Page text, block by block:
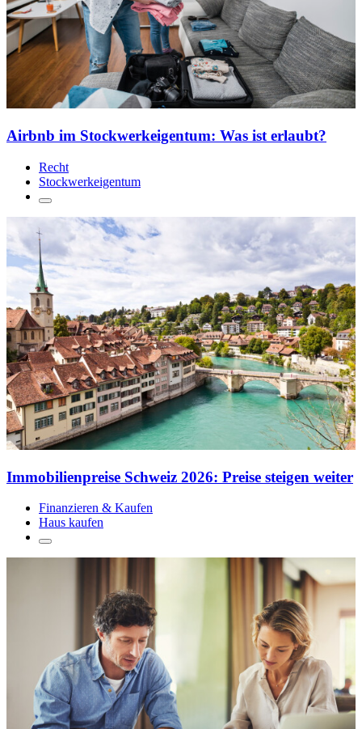
Airbnb im Stockwerkeigentum: Was ist erlaubt?
Recht
Stockwerk­eigentum
Immobilienpreise Schweiz 2026: Preise steigen weiter
Finanzieren & Kaufen
Haus kaufen